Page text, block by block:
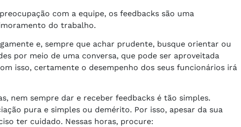
com a equipe, os feedbacks são uma
do trabalho.
e, sempre que achar prudente, busque orientar ou
por meio de uma conversa, que pode ser aproveitada
isso, certamente o desempenho dos seus funcionários irá
nem sempre dar e receber feedbacks é tão simples.
pura e simples ou demérito. Por isso, apesar da sua
ter cuidado. Nessas horas, procure: